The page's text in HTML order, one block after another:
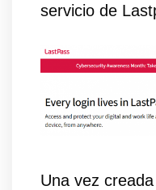
servicio de
Una vez